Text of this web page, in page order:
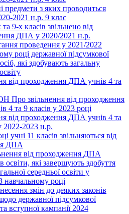
предмети з яких проводиться
2021 н.р. 9 клас
9-х класів звільнено від
ДПА у 2020/2021 н.р.
проведення у 2021/2022
році державної підсумкової
осіб, які здобувають загальну
від проходження ДПА учнів 4 та
Про звільнення від проходження
4 та 9 класів у 2023 році
від проходження ДПА учнів 4 та
2022-2023 н.р.
учні 11 класів звільняються від
ДПА
від проходження ДПА
освіти, які завершують здобуття
середньої освіти у
навчальному році
змін до деяких законів
державної підсумкової
та вступної кампанії 2024